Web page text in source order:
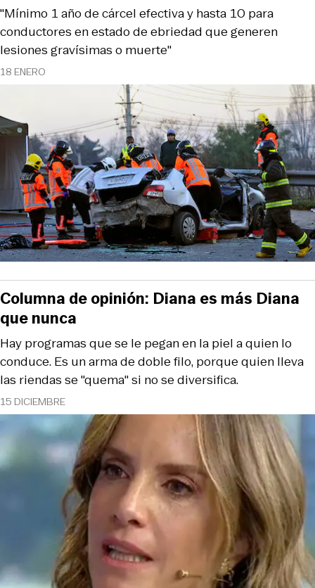
18 ENERO
"Mínimo 1 año de cárcel efectiva y hasta 10 para
conductores en estado de ebriedad que generen
lesiones gravísimas o muerte"
15 DICIEMBRE
Hay programas que se le pegan en la piel a quien lo
conduce. Es un arma de doble filo, porque quien lleva
las riendas se "quema" si no se diversifica.
Columna de opinión: Diana es más Diana
que nunca